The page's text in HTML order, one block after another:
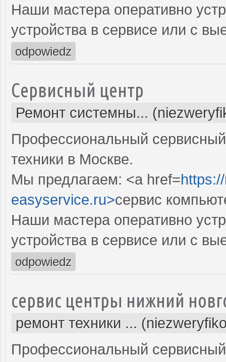
Наши мастера оперативно
устройства в сервисе или с
odpowiedz
Сервисный центр
Ремонт системны...
Профессиональный
техники в Москве.
Мы предлагаем: <a href=
easyservice.ru>сервис
Наши мастера оперативно
устройства в сервисе или с
odpowiedz
сервис центры нижний
ремонт техники ...
Профессиональный